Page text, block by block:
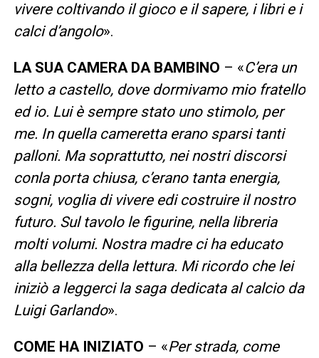
vivere coltivando il gioco e il sapere, i libri e i
calci d’angolo».
LA SUA CAMERA DA BAMBINO – «C’era un
letto a castello, dove dormivamo mio fratello
ed io. Lui è sempre stato uno stimolo, per
me. In quella cameretta erano sparsi tanti
palloni. Ma soprattutto, nei nostri discorsi
conla porta chiusa, c’erano tanta energia,
sogni, voglia di vivere edi costruire il nostro
futuro. Sul tavolo le figurine, nella libreria
molti volumi. Nostra madre ci ha educato
alla bellezza della lettura. Mi ricordo che lei
iniziò a leggerci la saga dedicata al calcio da
Luigi Garlando».
COME HA INIZIATO – «Per strada, come